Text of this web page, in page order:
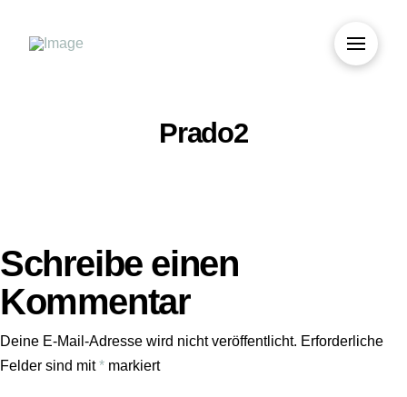
Prado2
Schreibe einen
Kommentar
Deine E-Mail-Adresse wird nicht veröffentlicht. Erforderliche
Felder sind mit* markiert